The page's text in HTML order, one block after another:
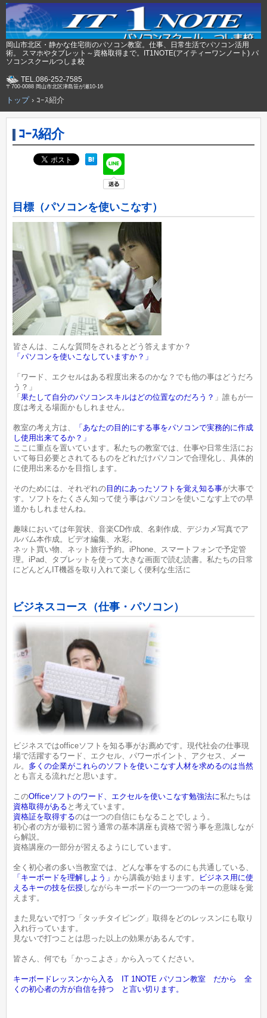
岡山市北区・静かな住宅街のパソコン教室。仕事、日常生活でパソコン活用
術。 スマホやタブレット～資格取得まで。IT1NOTE(アイティーワンノート) パ
ソコンスクールつしま校
TEL.086-252-7585
〒700-0088 岡山市北区津島笹が瀬10-16
トップ› ｺｰｽ紹介
ｺｰｽ紹介
目標（パソコンを使いこなす）
皆さんは、こんな質問をされるとどう答えますか？
「パソコンを使いこなしていますか？」
「ワード、エクセルはある程度出来るのかな？でも他の事はどうだろ
う？」
「果たして自分のパソコンスキルはどの位置なのだろう？ 」誰もが一
度は考える場面かもしれません。
教室の考え方は、
「あなたの目的にする事をパソコンで実務的に作成
し使用出来てるか？」
ここに重点を置いています。私たちの教室では、仕事や日常生活にお
いて毎日必要とされてるものをどれだけパソコンで合理化し、具体的
に使用出来るかを目指します。
そのためには、それぞれの目的にあったソフトを覚え知る事が大事で
す。ソフトをたくさん知って使う事はパソコンを使いこなす上での早
道かもしれませんね。
趣味においては年賀状、音楽CD作成、名刺作成、デジカメ写真でア
ルバム本作成。ビデオ編集、水彩。
ネット買い物、ネット旅行予約。iPhone、スマートフォンで予定管
理。iPad、タブレットを使って大きな画面で読む読書。私たちの日常
にどんどんIT機器を取り入れて楽しく便利な生活に
ビジネスコース（仕事・パソコン）
ビジネスではofficeソフトを知る事がお薦めです。現代社会の仕事現
場で活躍するワード、エクセル、パワーポイント、アクセス、メー
ル。 多くの企業がこれらのソフトを使いこなす人材を求めるのは当然
とも言える流れだと思います。
このOfficeソフトのワード、エクセルを使いこなす勉強法に私たちは
資格取得がある と考えています。
資格証を取得するのは一つの自信にもなることでしょう。
初心者の方が最初に習う通常の基本講座も資格で習う事を意識しなが
ら解説。
資格講座の一部分が習えるようにしています。
全く初心者の多い当教室では、どんな事をするのにも共通している、
「キーボードを理解しよう」から講義が始まります。
ビジネス用に使
えるキーの技を伝授 しながらキーボードの一つ一つのキーの意味を覚
えます。
また見ないで打つ「タッチタイピング」取得をどのレッスンにも取り
入れ行っています。
見ないで打つことは思った以上の効果があるんです。
皆さん、何でも「かっこよさ」から入ってください。
キーボードレッスンから入る IT 1NOTE パソコン教室 だから 全
くの初心者の方が自信を持つ と言い切ります。